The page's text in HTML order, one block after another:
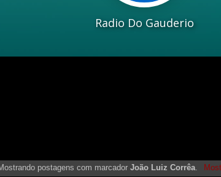
postagens com marcadorJoão Luiz Corrêa